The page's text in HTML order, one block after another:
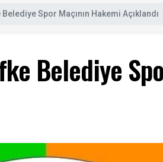
Spor Maçının Hakemi Açıklandı
Belediye